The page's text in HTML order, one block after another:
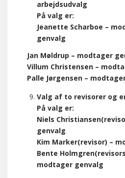
arbejdsudvalg
På valg er:
Jeanette Scharboe –
genvalg
Jan Møldrup – modtager
Villum Christensen –
Palle Jørgensen –
Valg af to revisorer og
På valg er:
Niels
genvalg
Kim Marker(revisor) –
Bente
modtager genvalg